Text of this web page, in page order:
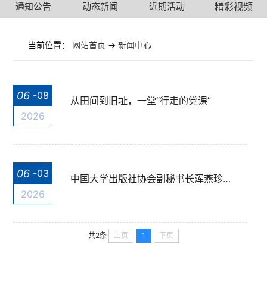
通知公告 动态新闻 近期活动 精彩视频
当前位置： 网站首页 ->新闻中心
06 -08
2026
从田间到旧址，一堂“行走的党课”
06 -03
2026
中国大学出版社协会副秘书长浑燕珍一行莅临我社调研交流
共2条 上页 1 下页